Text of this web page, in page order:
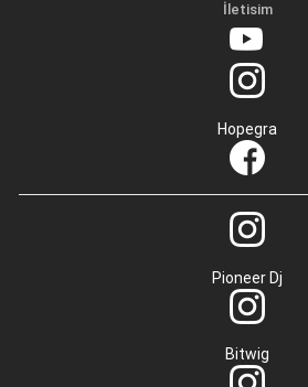
İletisim
Hopegra
Pioneer Dj
Bitwig